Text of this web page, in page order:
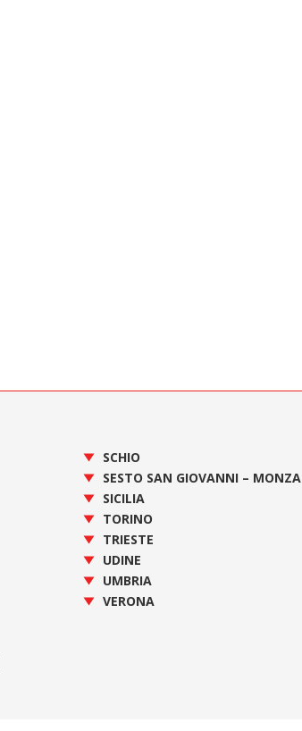
SCHIO
SESTO SAN GIOVANNI – MONZA
SICILIA
TORINO
TRIESTE
UDINE
UMBRIA
VERONA